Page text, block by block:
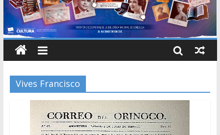
Vives Francisco